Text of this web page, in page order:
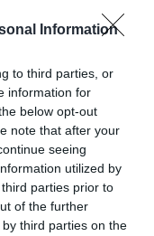
Information
to third parties, or
information for
below opt-out
note that after your
seeing
utilized by
parties prior to
of the further
third parties on the
έμφαση η ίδια
οι
ότι ο
την ζωή, την
ευτυχίας».
με την